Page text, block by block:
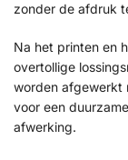
zonder de afdruk
Na het printen en
overtollige
worden afgewerkt
voor een
afwerking.